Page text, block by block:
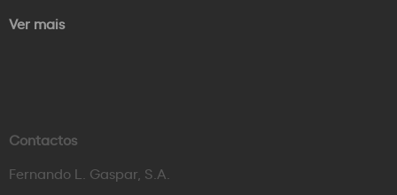
Ver mais
Contactos
Fernando L. Gaspar, S.A.